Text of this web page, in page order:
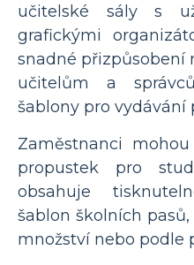
učitelské sály s
grafickými
snadné přizpůsobení
učitelům a
šablony pro vydávání
Zaměstnanci
propustek pro
obsahuje
šablon školních
množství nebo podle